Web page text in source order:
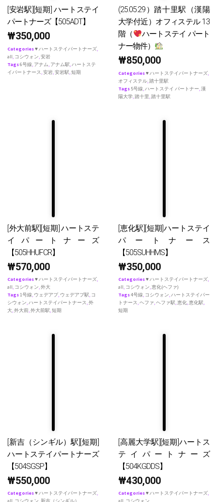
[安岩駅][短期] ハートステイ
パートナーズ【505ADT】
₩350,000
Categories♥ ハートステイパートナーズ
all コシウォン 安岩
Tags6号線 アナム アナム駅 ハートステ
イパートナース 安岩 安岩駅 短期
(25.05.29）踏十里駅（漢陽
大学付近）オフィステル 13
階（
ハートステイ パート
ナー物件）
₩850,000
Categories♥ ハートステイパートナーズ
オフィステル 踏十里駅
Tags 5号線 ハートステイ パートナー 漢
陽大学 踏十里 踏十里駅
[外大前駅][短期] ハートステ
イパートナーズ
【505HHUFCR】
₩570,000
Categories♥ ハートステイパートナーズ,
all, コシウォン,外大
Tags1号線, ウェデアプ, ウェデアプ駅, コ
シウォン,ハートステイパートナース,外
大,外大前,外大前駅,短期
[恵化駅][短期]ハートステイ
パートナース
【505SUHHMS】
₩350,000
Categories♥ ハートステイパートナーズ,
all, コシウォン,恵化(ヘファ)
Tags4号線, コシウォン,ハートステイパー
トナース,ヘファ,ヘファ駅,恵化,恵化駅,
短期
[新吉（シンギル）駅][短期]
ハートステイパートナーズ
【504SGSP】
₩550,000
Categories♥ ハートステイパートナーズ,
[高麗大学駅][短期]ハートス
テイパートナーズ
【504KGDDS】
₩430,000
Categories♥ ハートステイパートナーズ,